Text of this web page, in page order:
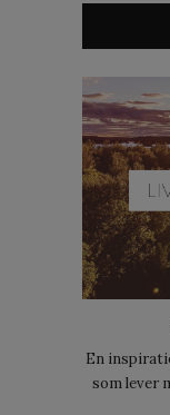
En
som lever